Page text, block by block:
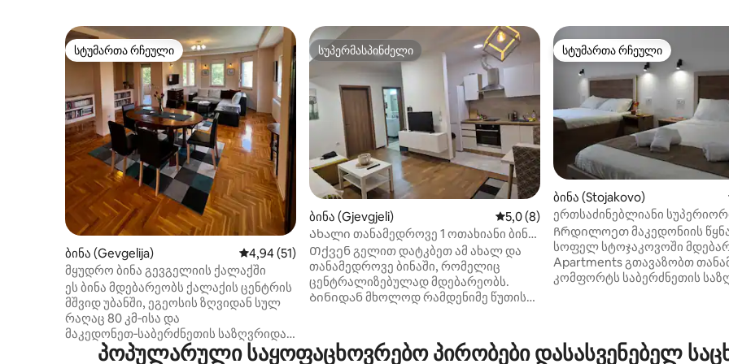
სტუმართა რჩეული
სტუმართა რჩეული
ბინა (Gevgelija) საშუალო შეფასებაა 5‑დან 4,94, 51 მიმოხილვა
4,94 (51)
მყუდრო ბინა გევგელიის ქალაქში
ეს ბინა მდებარეობს ქალაქის ცენტრის
მშვიდ უბანში, ეგეოსის ზღვიდან სულ
რაღაც 80 კმ‑ისა და
მაკედონეთ‑საბერძნეთის საზღვრიდან
2 კმ‑ის მოშორებით. არის
სუპერმასპინძელი
სუპერმასპინძელი
ბინა (Gjevgjeli) საშუალო შეფასებაა 5‑დან 5,0, 8
5,0 (8)
Ახალი თანამედროვე 1 ოთახიანი ბინა
უფასო პარკირების ადგილით
Თქვენ გელით დატკბეთ ამ ახალ და
თანამედროვე ბინაში, რომელიც
ცენტრალიზებულად მდებარეობს.
Ბინიდან მხოლოდ რამდენიმე წუთის
პირობები: სუპერმარკეტები,
რესტორნები, ყავახანები, აფთიაქები
სტუმართა რჩეული
სტუმართა რჩეული
ბინა (Stojakovo)
ერთსაძინებლიანი
აპარტამენტი
Ჩრდილოეთ მაკედონიის
სოფელ სტოჯაკოვოში
Apartments გთავაზობთ
კომფორტს საბერძნეთის
არამწეველთა ბინები
გზად გაჩერებისთვის,
პოპულარული საყოფაცხოვრებო პირობები დასასვენებელ